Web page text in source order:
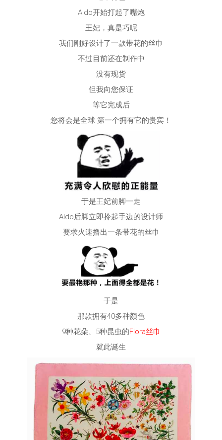
Aldo开始打起了嘴炮
王妃，真是巧呢
我们刚好设计了一款带花的丝巾
不过目前还在制作中
没有现货
但我向您保证
等它完成后
您将会是全球 第一个拥有它的贵宾！
于是王妃前脚一走
Aldo后脚立即拎起手边的设计师
要求火速撸出一条带花的丝巾
于是
那款拥有40多种颜色
9种花朵、5种昆虫的Flora丝巾
就此诞生